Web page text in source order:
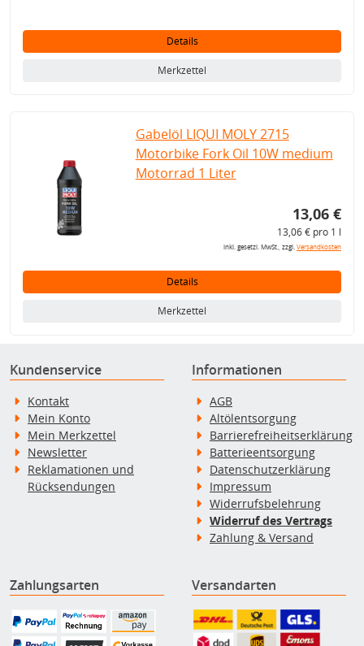
Details
Merkzettel
Gabelöl LIQUI MOLY 2715
Motorbike Fork Oil 10W medium
Motorrad 1 Liter
13,06 €
13,06 € pro 1 l
inkl. gesetzl. MwSt., zzgl.Versandkosten
Details
Merkzettel
Kundenservice
Kontakt
Mein Konto
Mein Merkzettel
Newsletter
Reklamationen und
Rücksendungen
Informationen
AGB
Altölentsorgung
Barrierefreiheitserklärung
Batterieentsorgung
Datenschutzerklärung
Impressum
Widerrufsbelehrung
Widerruf des Vertrags
Zahlung & Versand
Zahlungsarten Versandarten